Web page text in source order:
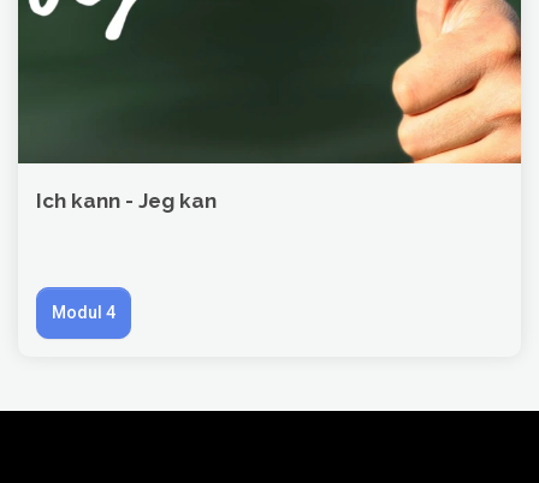
Ich kann - Jeg kan
Modul 4